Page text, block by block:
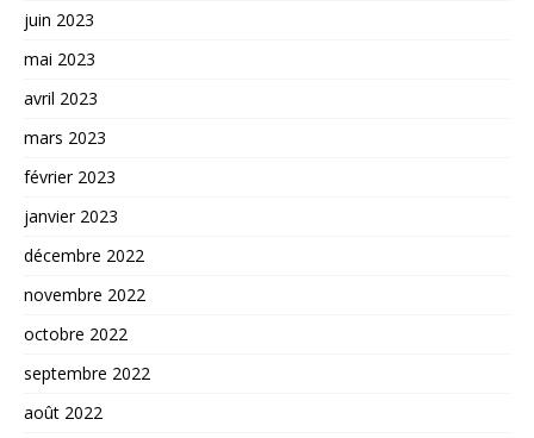
juin 2023
mai 2023
avril 2023
mars 2023
février 2023
janvier 2023
décembre 2022
novembre 2022
octobre 2022
septembre 2022
août 2022